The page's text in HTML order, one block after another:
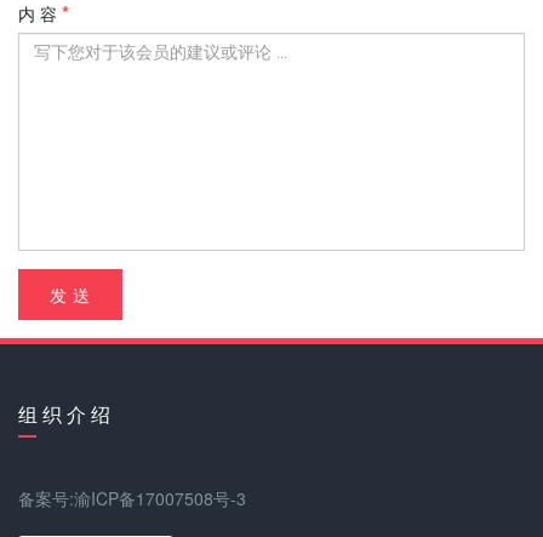
内 容
发 送
组 织 介 绍
备案号:渝ICP备17007508号-3